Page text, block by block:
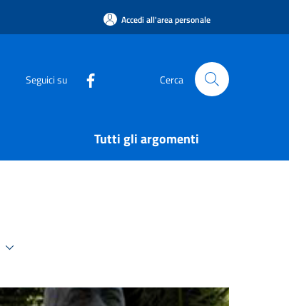
Accedi all'area personale
Seguici su Cerca
Tutti gli argomenti